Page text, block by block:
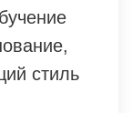
стиль